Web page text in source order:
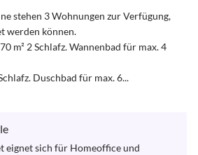
stehen 3 Wohnungen zur Verfügung,
werden können.
m² 2 Schlafz. Wannenbad für max. 4
Duschbad für max. 6...
eignet sich für Homeoffice und